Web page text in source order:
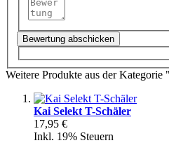
Bewertung abschicken
Weitere Produkte aus der Kategorie
Kai Selekt T-Schäler
17,95 €
Inkl. 19% Steuern